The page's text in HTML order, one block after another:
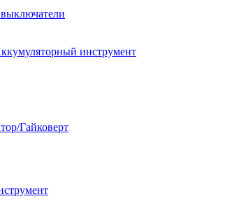
инструмент
Гайковерт